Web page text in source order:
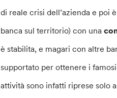
di reale crisi dell’azienda e poi
banca sul territorio) con una
è stabilita, e magari con altre
supportato per ottenere i
attività sono infatti riprese solo